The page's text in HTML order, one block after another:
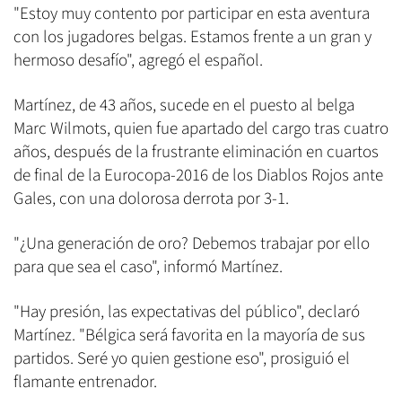
"Estoy muy contento por participar en esta aventura
con los jugadores belgas. Estamos frente a un gran y
hermoso desafío", agregó el español.
Martínez, de 43 años, sucede en el puesto al belga
Marc Wilmots, quien fue apartado del cargo tras cuatro
años, después de la frustrante eliminación en cuartos
de final de la Eurocopa-2016 de los Diablos Rojos ante
Gales, con una dolorosa derrota por 3-1.
"¿Una generación de oro? Debemos trabajar por ello
para que sea el caso", informó Martínez.
"Hay presión, las expectativas del público", declaró
Martínez. "Bélgica será favorita en la mayoría de sus
partidos. Seré yo quien gestione eso", prosiguió el
flamante entrenador.